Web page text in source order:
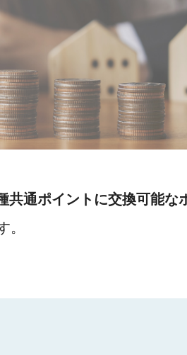
共通ポイントに交換可能な
。